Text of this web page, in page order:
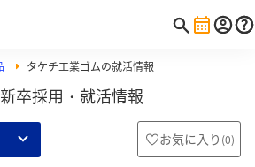
タケチ工業ゴムの就活情報
卒採用・就活情報
お気に入り (0)